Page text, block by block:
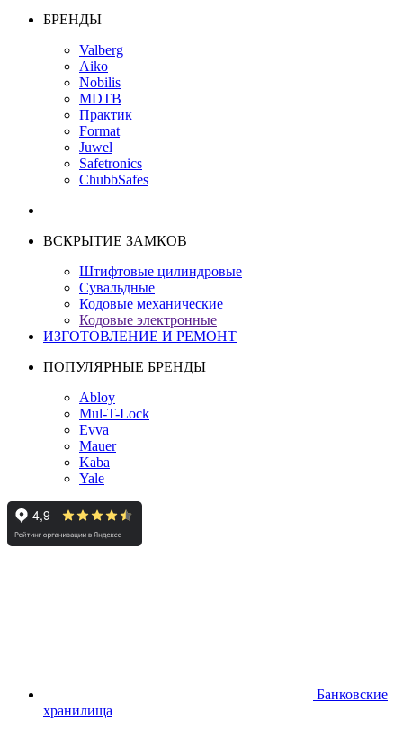
БРЕНДЫ
Valberg
Aiko
Nobilis
MDTB
Практик
Format
Juwel
Safetronics
ChubbSafes
ВСКРЫТИЕ ЗАМКОВ
Штифтовые цилиндровые
Сувальдные
Кодовые механические
Кодовые электронные
ИЗГОТОВЛЕНИЕ И РЕМОНТ
ПОПУЛЯРНЫЕ БРЕНДЫ
Abloy
Mul-T-Lock
Evva
Mauer
Kaba
Yale
Банковские
хранилища